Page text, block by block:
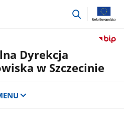
przejdź
Dyrekcja
w Szczecinie